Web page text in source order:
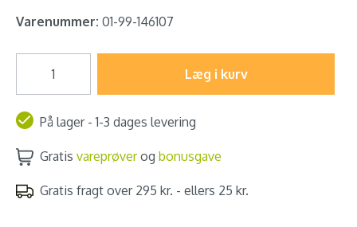
Varenummer: 01-99-146107
Læg i kurv
På lager - 1-3 dages levering
Gratis vareprøverog bonusgave
Gratis fragt over 295 kr. - ellers 25 kr.